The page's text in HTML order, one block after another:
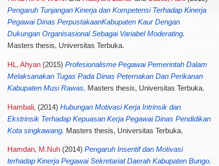
Pengaruh Tunjangan Kinerja dan Kompetensi Terhadap Kinerja
Pegawai Dinas PerpustakaanKabupaten Kaur Dengan
Dukungan Organisasional Sebagai Variabel Moderating.
Masters thesis, Universitas Terbuka.
HL, Ahyan(2015) Profesionalisme Pegawai Pemerintah Dalam
Melaksanakan Tugas Pada Dinas Peternakan Dan Perikanan
Kabupaten Musi Rawas. Masters thesis, Universitas Terbuka.
Hambali, (2014) Hubungan Motivasi Kerja Intrinsik dan
Ekstrinsik Terhadap Kepuasan Kerja Pegawai Dinas Pendidikan
Kota singkawang. Masters thesis, Universitas Terbuka.
Hamdan, M.Nuh(2014) Pengaruh Insentif dan Motivasi
terhadap Kinerja Pegawai Sekretariat Daerah Kabupaten Bungo.